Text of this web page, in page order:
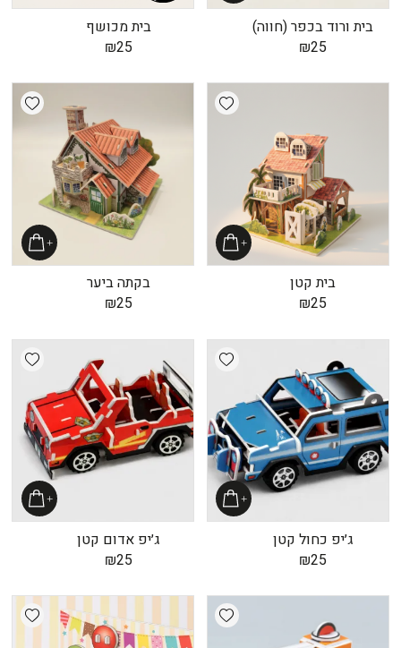
בית ורוד בכפר (חווה)
₪25
בית מכושף
₪25
Add wishlist
בית קטן
₪25
בקתה ביער
₪25
Add wishlist
ג׳יפ כחול קטן
₪25
ג׳יפ אדום קטן
₪25
Add wishlist